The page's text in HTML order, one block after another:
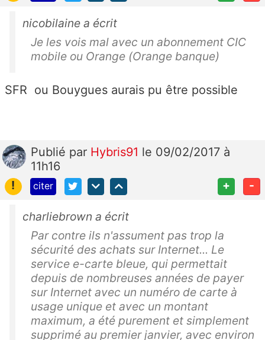
nicobilaine a écrit
Je les vois mal avec un abonnement CIC
mobile ou Orange (Orange banque)
SFR ou Bouygues aurais pu être possible
Publié par Hybris91 le 09/02/2017 à
11h16
!
citer + -
charliebrown a écrit
Par contre ils n'assument pas trop la
sécurité des achats sur Internet... Le
service e-carte bleue, qui permettait
depuis de nombreuses années de payer
sur Internet avec un numéro de carte à
usage unique et avec un montant
maximum, a été purement et simplement
supprimé au premier janvier, avec environ